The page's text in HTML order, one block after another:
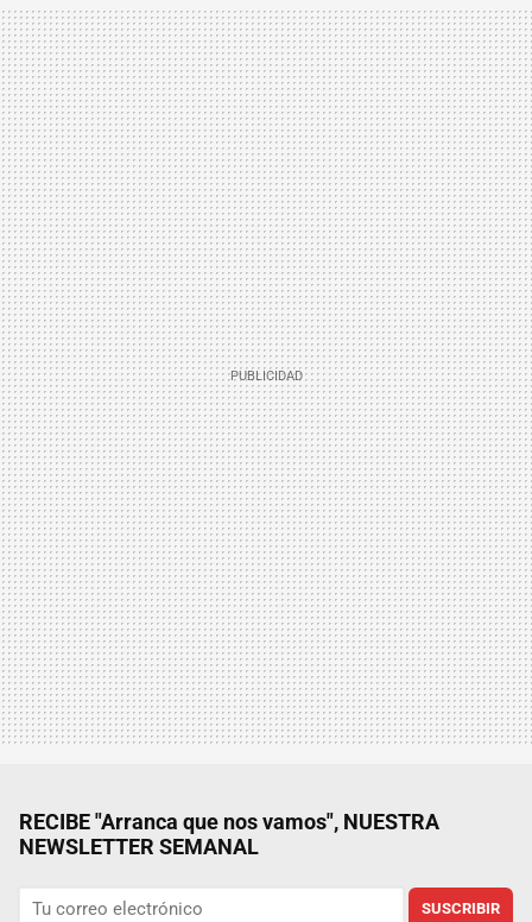
RECIBE "Arranca que nos vamos", NUESTRA
NEWSLETTER SEMANAL
SUSCRIBIR